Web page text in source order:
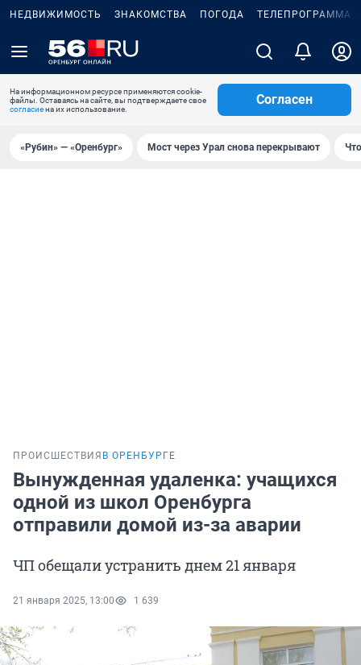
НЕДВИЖИМОСТЬ ЗНАКОМСТВА ПОГОДА ТЕЛЕПРОГРАММА
На информационном ресурсе применяются cookie-
файлы. Оставаясь на сайте, вы подтверждаете свое
согласиена их использование.
Согласен
«Рубин» — «Оренбург» Мост через Урал снова перекрывают
ПРОИСШЕСТВИЯ В ОРЕНБУРГЕ
Вынужденная удаленка: учащихся
одной из школ Оренбурга
отправили домой из-за аварии
ЧП обещали устранить днем 21 января
21 января 2025, 13:00 1 639